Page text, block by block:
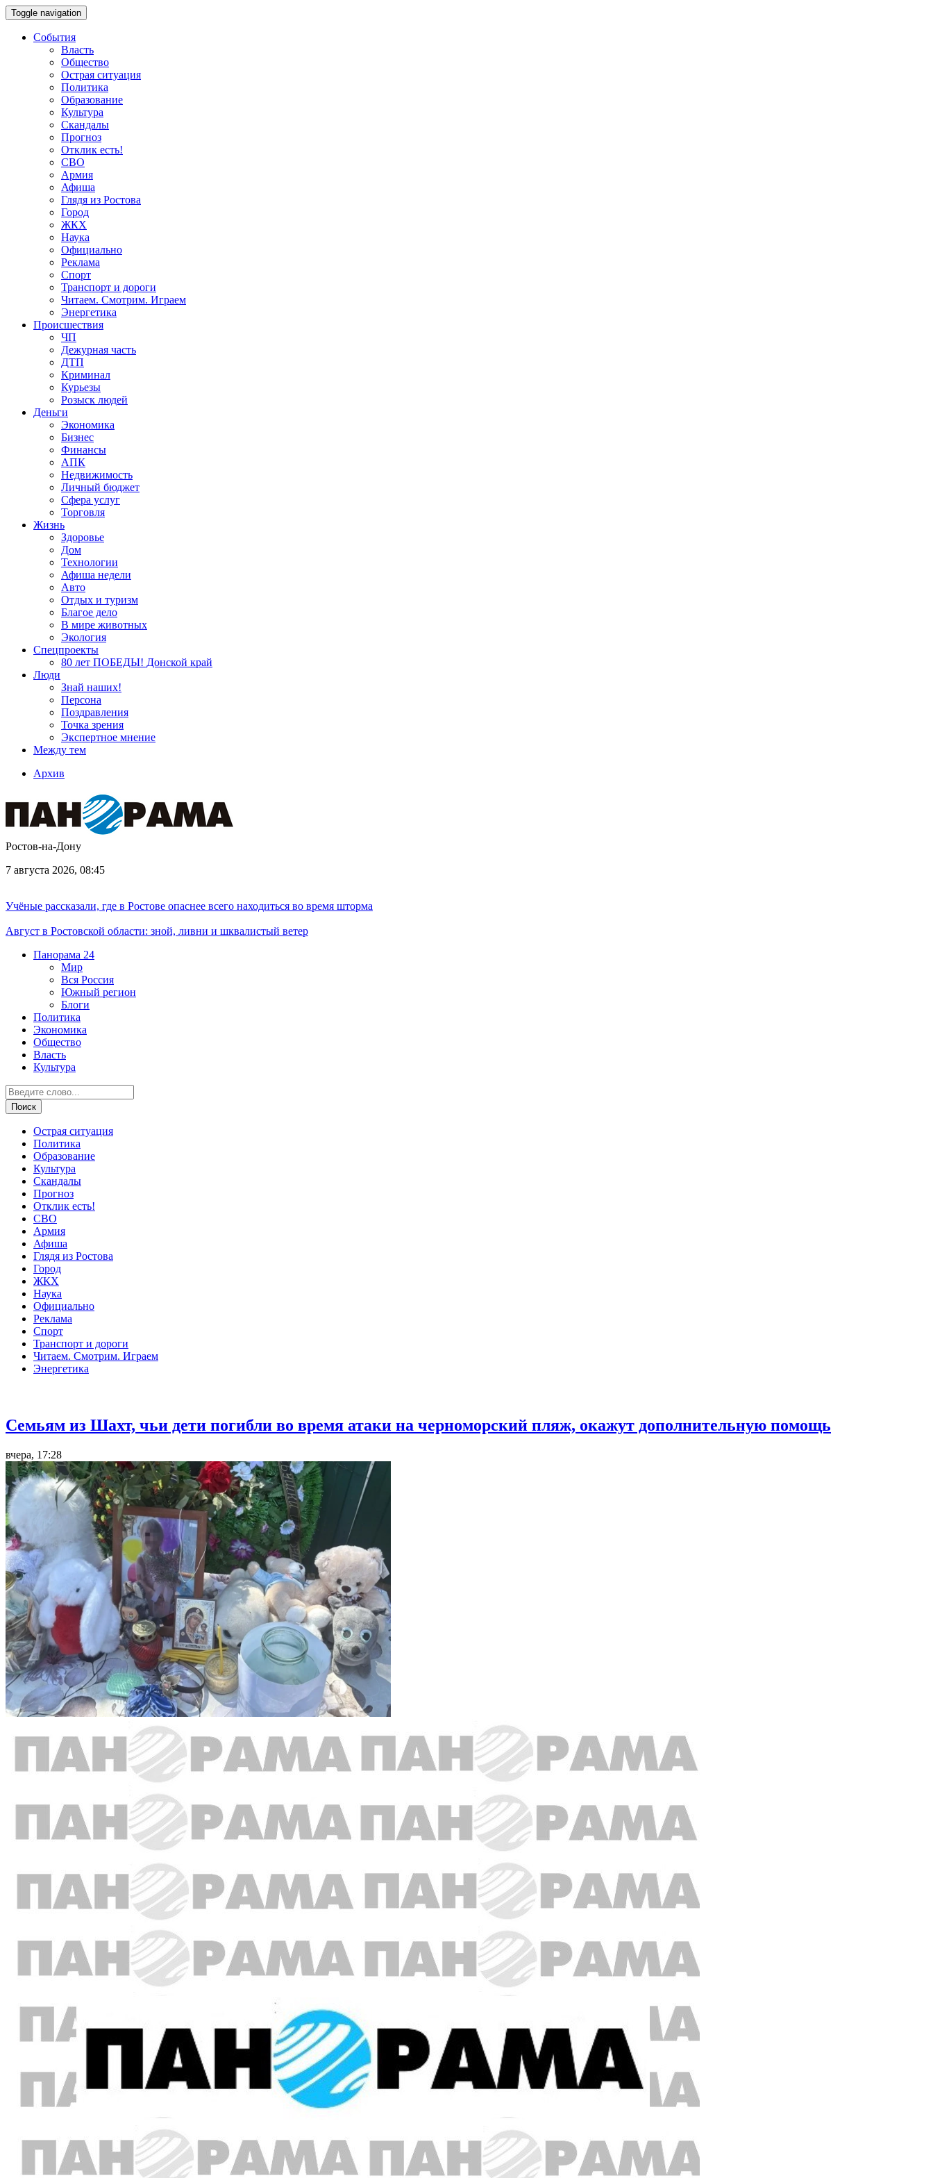
Toggle navigation
События
Власть
Общество
Острая ситуация
Политика
Образование
Культура
Скандалы
Прогноз
Отклик есть!
СВО
Армия
Афиша
Глядя из Ростова
Город
ЖКХ
Наука
Официально
Реклама
Спорт
Транспорт и дороги
Читаем. Смотрим. Играем
Энергетика
Происшествия
ЧП
Дежурная часть
ДТП
Криминал
Курьезы
Розыск людей
Деньги
Экономика
Бизнес
Финансы
АПК
Недвижимость
Личный бюджет
Сфера услуг
Торговля
Жизнь
Здоровье
Дом
Технологии
Афиша недели
Авто
Отдых и туризм
Благое дело
В мире животных
Экология
Спецпроекты
80 лет ПОБЕДЫ! Донской край
Люди
Знай наших!
Персона
Поздравления
Точка зрения
Экспертное мнение
Между тем
Архив
Ростов-на-Дону
7 августа 2026, 08:45
Учёные рассказали, где в Ростове опаснее всего находиться во время шторма
Август в Ростовской области: зной, ливни и шквалистый ветер
Панорама 24
Мир
Вся Россия
Южный регион
Блоги
Политика
Экономика
Общество
Власть
Культура
Острая ситуация
Политика
Образование
Культура
Скандалы
Прогноз
Отклик есть!
СВО
Армия
Афиша
Глядя из Ростова
Город
ЖКХ
Наука
Официально
Реклама
Спорт
Транспорт и дороги
Читаем. Смотрим. Играем
Энергетика
Семьям из Шахт, чьи дети погибли во время атаки на черноморский пляж, окажут дополнительную помощь
вчера, 17:28